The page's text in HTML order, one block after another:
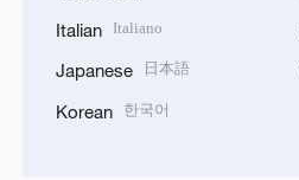
Italian Italiano
Japanese 日本語
Korean 한국어